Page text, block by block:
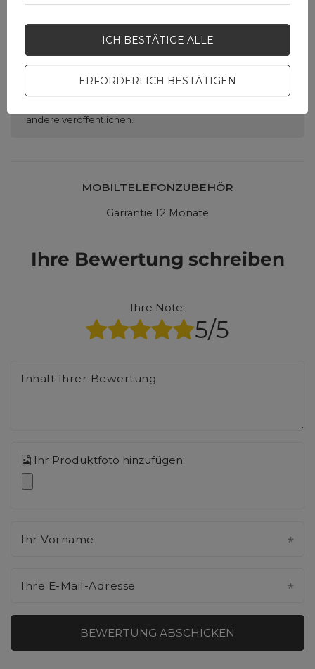
Brauchen Sie Hilfe? Haben Sie
umgehend antworten
und die interessantesten
andere veröffentlichen.
MOBILTELEFONZUBEHÖR
Garrantie 12 Monate
Ihre Bewertung schreiben
Ihre Note:
5/5
Inhalt Ihrer Bewertung
Ihr Produktfoto hinzufügen:
Ihr Vorname
Ihre E-Mail-Adresse
BEWERTUNG ABSCHICKEN
ERFORDERLICH BESTÄTIGEN
ICH BESTÄTIGE ALLE